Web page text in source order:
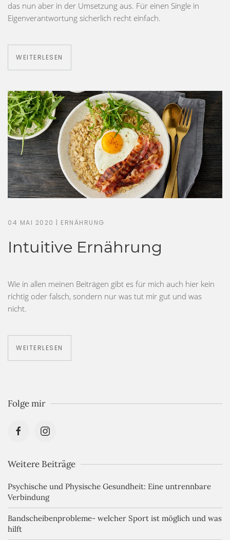
das nun aber in der Umsetzung aus. Für einen Single in
Eigenverantwortung sicherlich recht einfach.
WEITERLESEN
04 MAI 2020 | ERNÄHRUNG
Intuitive Ernährung
Wie in allen meinen Beiträgen gibt es für mich auch hier kein
richtig oder falsch, sondern nur was tut mir gut und was
nicht.
WEITERLESEN
Folge mir
Weitere Beiträge
Psychische und Physische Gesundheit: Eine untrennbare
Verbindung
Bandscheibenprobleme- welcher Sport ist möglich und was
hilft